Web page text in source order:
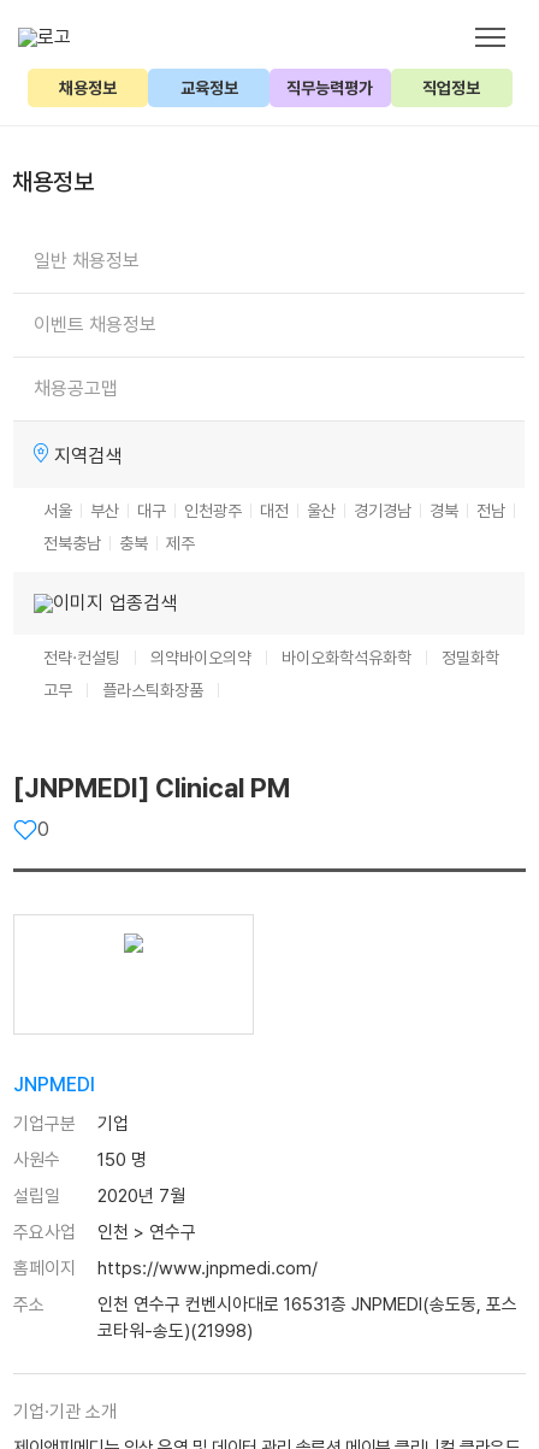
채용정보 교육정보 직무능력평가 직업정보
채용정보
일반 채용정보
이벤트 채용정보
채용공고맵
지역검색
서울 부산 대구 인천광주 대전 울산 경기 경남 경북
전남
전북충남 충북 제주
업종검색
전략·컨설팅 의약바이오의약 바이오화학석유화학
정밀화학
고무
플라스틱화장품
[JNPMEDI] Clinical PM
0
JNPMEDI
기업구분
기업
사원수
150 명
설립일
2020년 7월
주요사업
인천 > 연수구
홈페이지
https://www.jnpmedi.com/
주소
인천 연수구 컨벤시아대로 16531층 JNPMEDI(송도동, 포스
코타워-송도)(21998)
기업·기관 소개